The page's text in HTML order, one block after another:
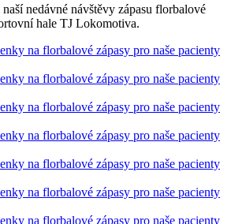
nedávné návštěvy zápasu florbalové
hale TJ Lokomotiva.